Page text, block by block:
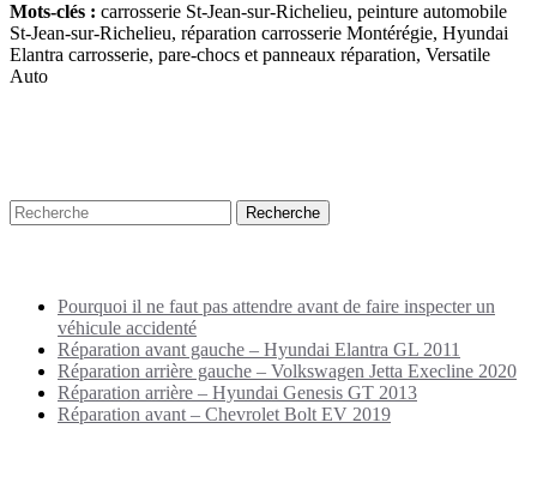
Mots-clés : carrosserie St-Jean-sur-Richelieu, peinture automobile
St-Jean-sur-Richelieu, réparation carrosserie Montérégie, Hyundai
Elantra carrosserie, pare-chocs et panneaux réparation, Versatile
Auto
Pourquoi il ne faut pas attendre avant de faire inspecter un
véhicule accidenté
Réparation avant gauche – Hyundai Elantra GL 2011
Réparation arrière gauche – Volkswagen Jetta Execline 2020
Réparation arrière – Hyundai Genesis GT 2013
Réparation avant – Chevrolet Bolt EV 2019